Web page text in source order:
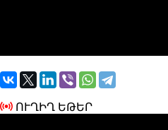
ՈՒՂԻՂ ԵԹԵՐ